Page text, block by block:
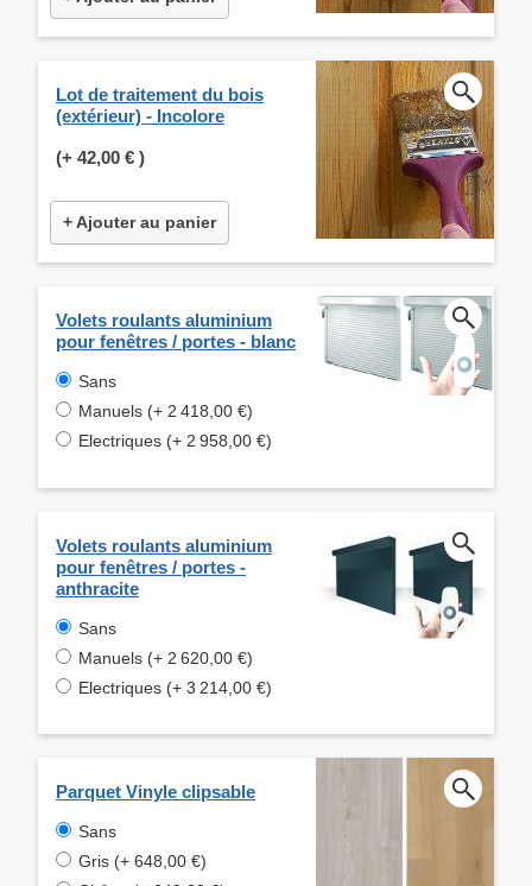
Lot de traitement du bois
(extérieur) - Incolore
(+ 42,00 € )
+ Ajouter au panier
Volets roulants aluminium
pour fenêtres / portes - blanc
Sans
Manuels (+ 2 418,00 €)
Electriques (+ 2 958,00 €)
Volets roulants aluminium
pour fenêtres / portes -
anthracite
Sans
Manuels (+ 2 620,00 €)
Electriques (+ 3 214,00 €)
Parquet Vinyle clipsable
Sans
Gris (+ 648,00 €)